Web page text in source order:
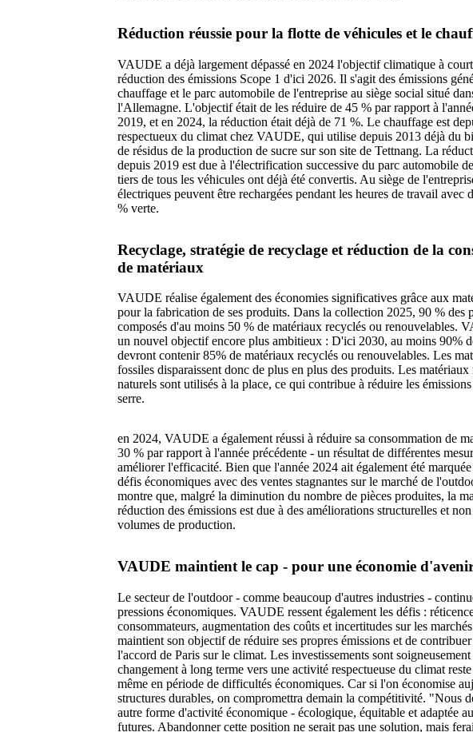
Réduction réussie pour la flotte de véhicules et le
VAUDE a déjà largement dépassé en 2024 l'objectif climatique à
réduction des émissions Scope 1 d'ici 2026. Il s'agit des émissions
chauffage et le parc automobile de l'entreprise au siège social situé
l'Allemagne. L'objectif était de les réduire de 45 % par rapport à
2019, et en 2024, la réduction était déjà de 71 %. Le chauffage est
respectueux du climat chez VAUDE, qui utilise depuis 2013 déjà du
de résidus de la production de sucre sur son site de Tettnang. La
depuis 2019 est due à l'électrification successive du parc automobile
tiers de tous les véhicules ont déjà été convertis. Au siège de
électriques peuvent être rechargées pendant les heures de travail avec
% verte.
Recyclage, stratégie de recyclage et réduction de la
de matériaux
VAUDE réalise également des économies significatives grâce aux
pour la fabrication de ses produits. Dans la collection 2025, 90 % des
composés d'au moins 50 % de matériaux recyclés ou renouvelables.
un nouvel objectif encore plus ambitieux : D'ici 2030, au moins 90%
devront contenir 85% de matériaux recyclés ou renouvelables. Les
fossiles disparaissent donc de plus en plus des produits. Les matériaux
naturels sont utilisés à la place, ce qui contribue à réduire les
serre.
en 2024, VAUDE a également réussi à réduire sa consommation de
30 % par rapport à l'année précédente - un résultat de différentes
améliorer l'efficacité. Bien que l'année 2024 ait également été
défis économiques avec des ventes stagnantes sur le marché de
montre que, malgré la diminution du nombre de pièces produites, la
réduction des émissions est due à des améliorations structurelles et
volumes de production.
VAUDE maintient le cap - pour une économie
Le secteur de l'outdoor - comme beaucoup d'autres industries -
pressions économiques. VAUDE ressent également les défis :
consommateurs, augmentation des coûts et incertitudes sur les
maintient son objectif de réduire ses propres émissions et de
l'accord de Paris sur le climat. Les investissements sont
changement à long terme vers une activité respectueuse du climat
même en période de difficultés économiques. Car si l'on économise
structures durables, on compromettra demain la compétitivité. "Nous
autre forme d'activité économique - écologique, équitable et adaptée
futures. Abandonner cette position ne serait pas une solution, mais